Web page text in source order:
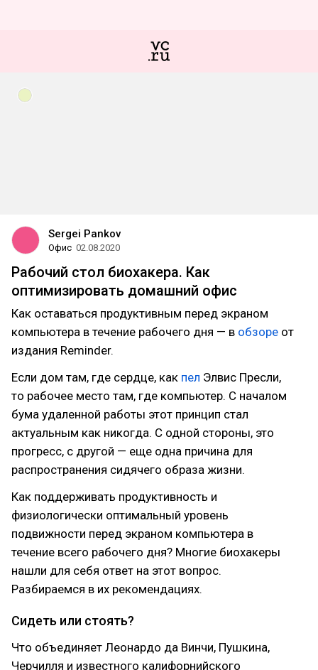
Sergei Pankov
Офис 02.08.2020
Рабочий стол биохакера. Как
оптимизировать домашний офис
Как оставаться продуктивным перед экраном
компьютера в течение рабочего дня — в обзоре от
издания Reminder.
Если дом там, где сердце, как пел Элвис Пресли,
то рабочее место там, где компьютер. С началом
бума удаленной работы этот принцип стал
актуальным как никогда. С одной стороны, это
прогресс, с другой — еще одна причина для
распространения сидячего образа жизни.
Как поддерживать продуктивность и
физиологически оптимальный уровень
подвижности перед экраном компьютера в
течение всего рабочего дня? Многие биохакеры
нашли для себя ответ на этот вопрос.
Разбираемся в их рекомендациях.
Сидеть или стоять?
Что объединяет Леонардо да Винчи, Пушкина,
Черчилля и известного калифорнийского